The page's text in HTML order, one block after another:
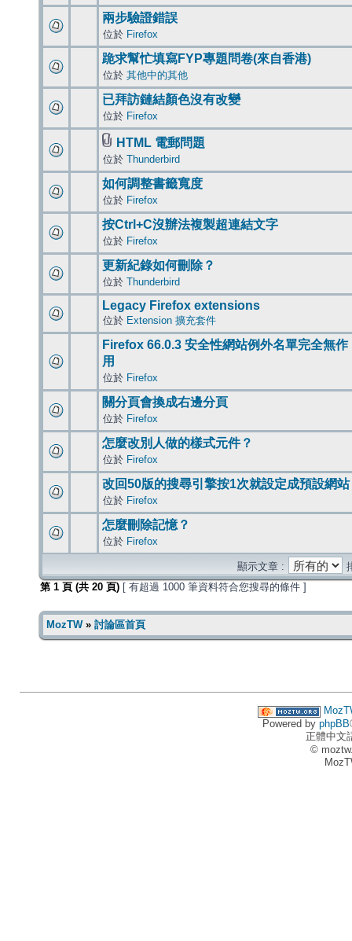
兩步驗證錯誤
位於 Firefox
跪求幫忙填寫FYP專題問卷(來自香港)
位於 其他中的其他
已拜訪鏈結顏色沒有改變
位於 Firefox
HTML 電郵問題
位於 Thunderbird
如何調整書籤寬度
位於 Firefox
按Ctrl+C沒辦法複製超連結文字
位於 Firefox
更新紀錄如何刪除？
位於 Thunderbird
Legacy Firefox extensions
位於 Extension 擴充套件
Firefox 66.0.3 安全性網站例外名單完全無作
用
位於 Firefox
關分頁會換成右邊分頁
位於 Firefox
怎麼改別人做的樣式元件？
位於 Firefox
改回50版的搜尋引擎按1次就設定成預設網站
位於 Firefox
怎麼刪除記憶？
位於 Firefox
顯示文章 :
第 1 頁 (共 20 頁) [ 有超過 1000 筆資料符合您搜尋的條件 ]
MozTW» 討論區首頁
Powered by phpBB
正體中文
©